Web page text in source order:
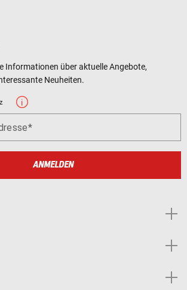
Informationen über aktuelle Angebote,
Neuheiten.
ANMELDEN